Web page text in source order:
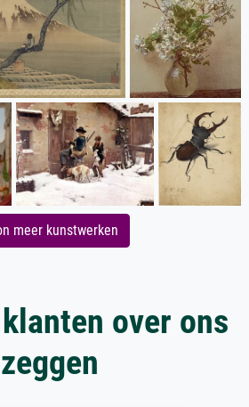
meer kunstwerken
over ons
zeggen